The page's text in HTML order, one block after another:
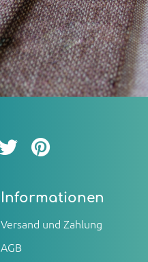
Informationen
Versand und Zahlung
AGB